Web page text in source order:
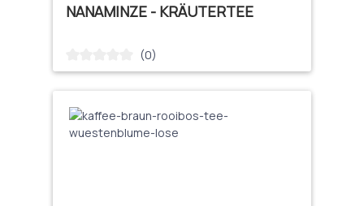
NANAMINZE - KRÄUTERTEE
Durchschnittliche Bewertung von 0 von 5 Sternen
(0)